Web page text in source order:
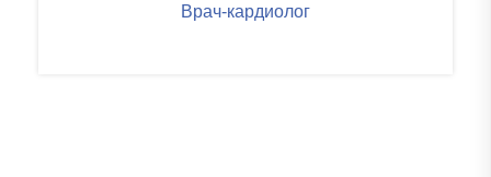
Врач-кардиолог